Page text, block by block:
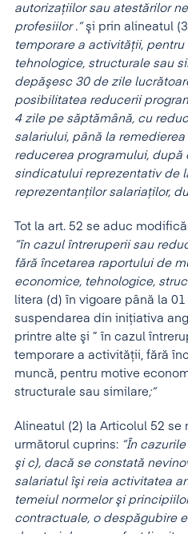
autorizaţiilor sau atestărilor
profesiilor .” şi prin alineatul
temporare a activităţii,
tehnologice, structurale sau
depăşesc 30 de zile
posibilitatea reducerii
4 zile pe săptămână, cu
salariului, până la
reducerea programului,
sindicatului reprezentativ de
reprezentanţilor salariaţilor,
Tot la art. 52 se aduc
”în cazul întreruperii sau
fără încetarea raportului de
economice, tehnologice,
litera (d) în vigoare până la
suspendarea din iniţiativa
printre alte şi ” în cazul
temporare a activităţii, fără
muncă, pentru motive
structurale sau similare;”
Alineatul (2) la Articolul 52 se
următorul cuprins: ”În
şi c), dacă se constată
salariatul îşi reia activitatea
temeiul normelor şi
contractuale, o despăgubire